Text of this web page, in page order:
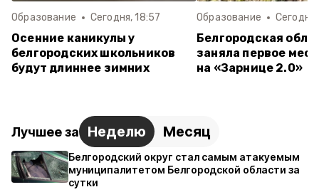
Образование Сегодня, 18:57
Осенние каникулы у
белгородских школьников
будут длиннее зимних
Образование
Белгородская
заняла первое
на «Зарнице 2.0»
Лучшее за Неделю Месяц
Белгородский округ стал самым атакуемым
муниципалитетом Белгородской области за
сутки